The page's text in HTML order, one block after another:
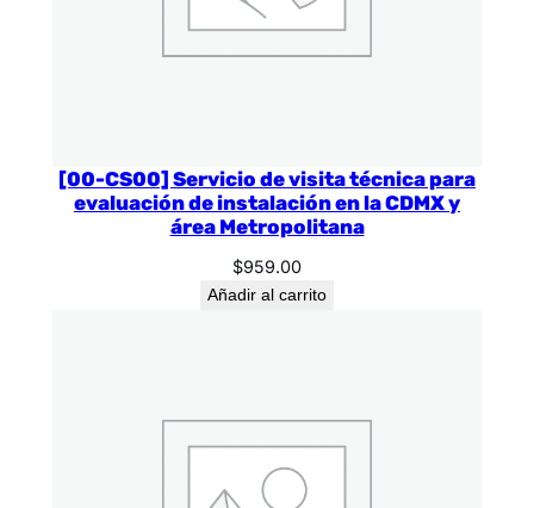
[00-CS00] Servicio de visita técnica para
evaluación de instalación en la CDMX y
área Metropolitana
$959.00
Añadir al carrito